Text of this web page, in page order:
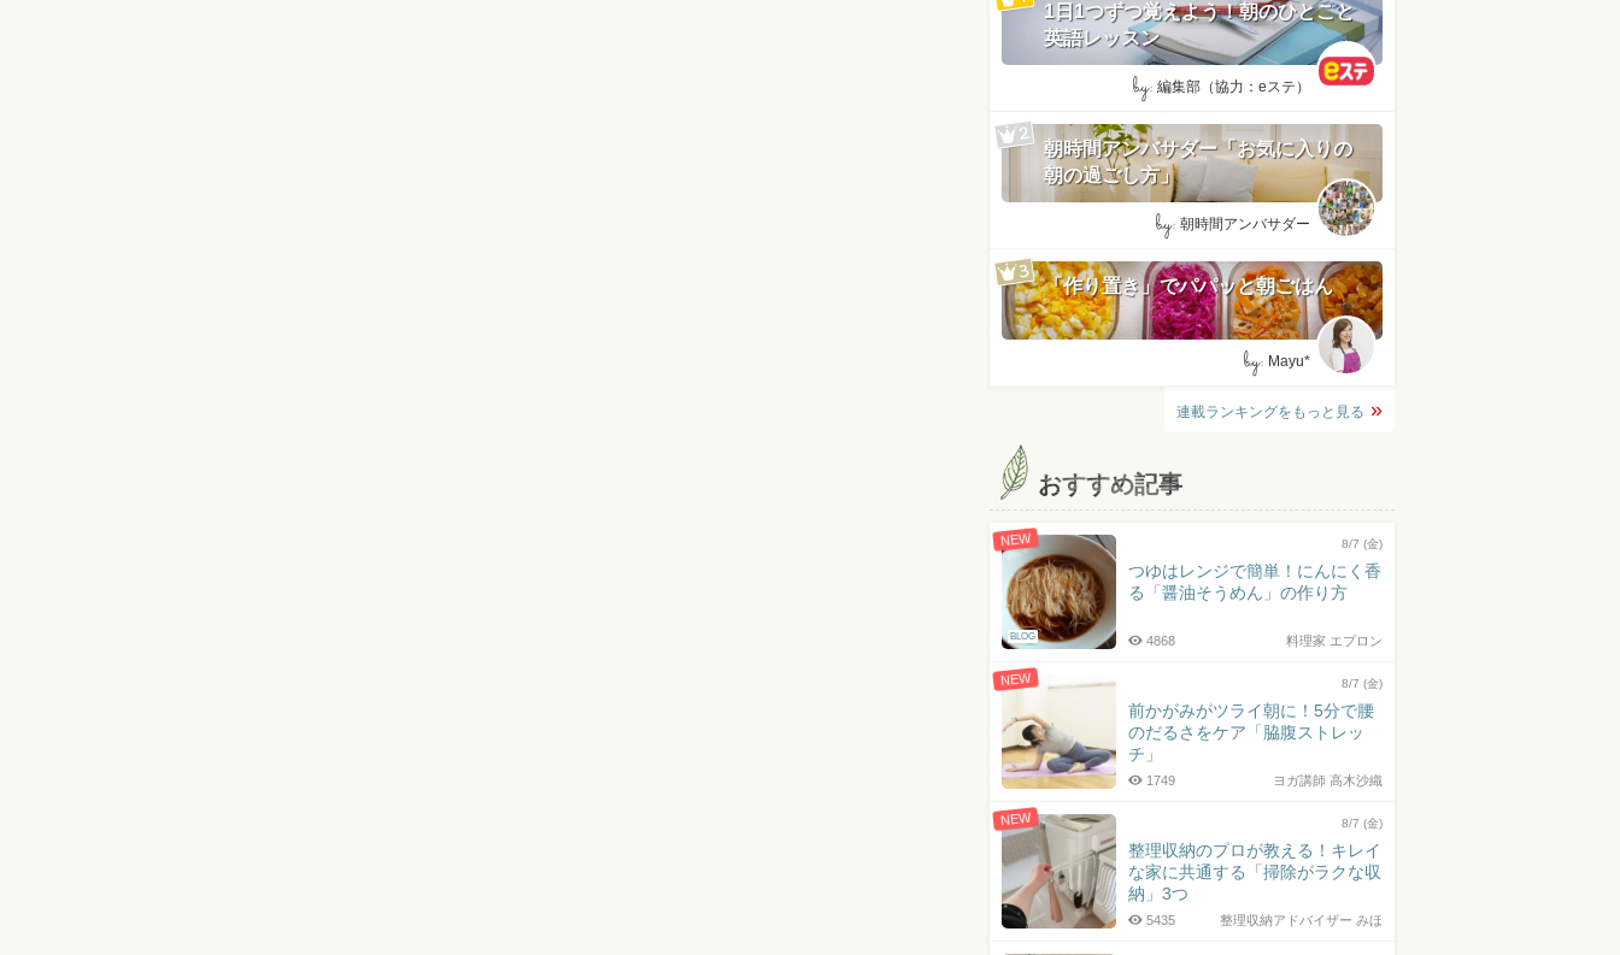
1日1つずつ覚えよう！朝のひとこと
英語レッスン
by: 編集部（協力：eステ）
朝時間アンバサダー「お気に入りの
朝の過ごし方」
by: 朝時間アンバサダー
「作り置き」でパパッと朝ごはん
by: Mayu*
連載ランキングをもっと見る
おすすめ記事
NEW
BLOG
8/7 (金)
つゆはレンジで簡単！にんにく香
る「醤油そうめん」の作り方
料理家 エプロン
4868
NEW 8/7 (金)
前かがみがツライ朝に！5分で腰
のだるさをケア「脇腹ストレッ
チ」
ヨガ講師 高木沙織
1749
NEW 8/7 (金)
整理収納のプロが教える！キレイ
な家に共通する「掃除がラクな収
納」3つ
整理収納アドバイザー みほ
5435